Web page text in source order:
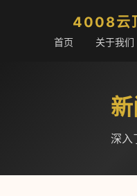
4008云
首页 关于我们
深入